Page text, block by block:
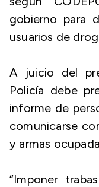
gobierno para
usuarios de
A juicio del
Policía debe
informe de
comunicarse
y armas
“Imponer